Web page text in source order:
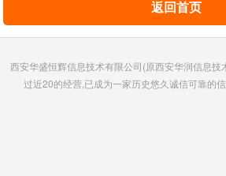
返回首页
西安华盛恒辉信息技术有限公司(原西安华润信息
过近20的经营,已成为一家历史悠久诚信可靠的信